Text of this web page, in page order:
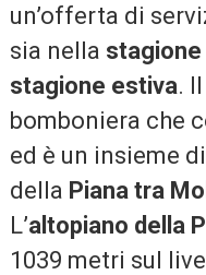
un’offerta di
sia nella stagione
stagione estiva.
bomboniera che
ed è un insieme di
della Piana tra
L’altopiano della
1039 metri sul